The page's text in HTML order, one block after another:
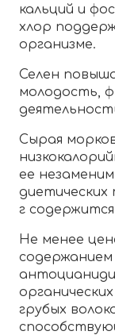
кальций и
хлор
организме.
Селен
молодость,
Сырая
ее
диетических
г содержится
Не менее
грубых